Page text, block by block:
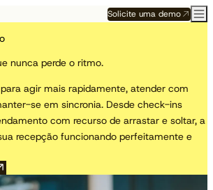
Solicite uma demo
nunca perde o ritmo.
agir mais rapidamente, atender com
se em sincronia. Desde check-ins
com recurso de arrastar e soltar, a
recepção funcionando perfeitamente e